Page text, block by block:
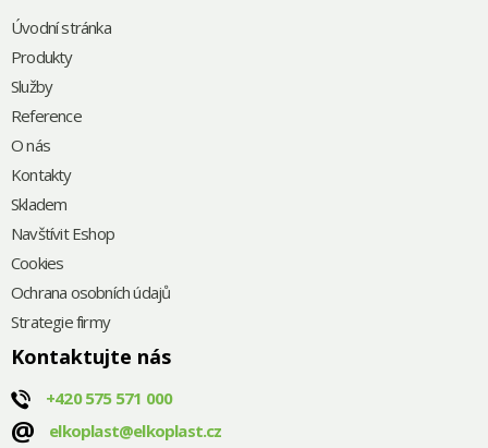
Úvodní stránka
Produkty
Služby
Reference
O nás
Kontakty
Skladem
Navštívit Eshop
Cookies
Ochrana osobních údajů
Strategie firmy
Kontaktujte nás
+420575 571 000
@ elkoplast@elkoplast.cz